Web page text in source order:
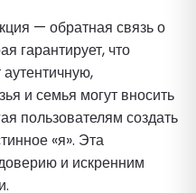
— обратная связь о
гарантирует, что
и семья могут вносить
пользователям создать
«я». Эта
и искренним